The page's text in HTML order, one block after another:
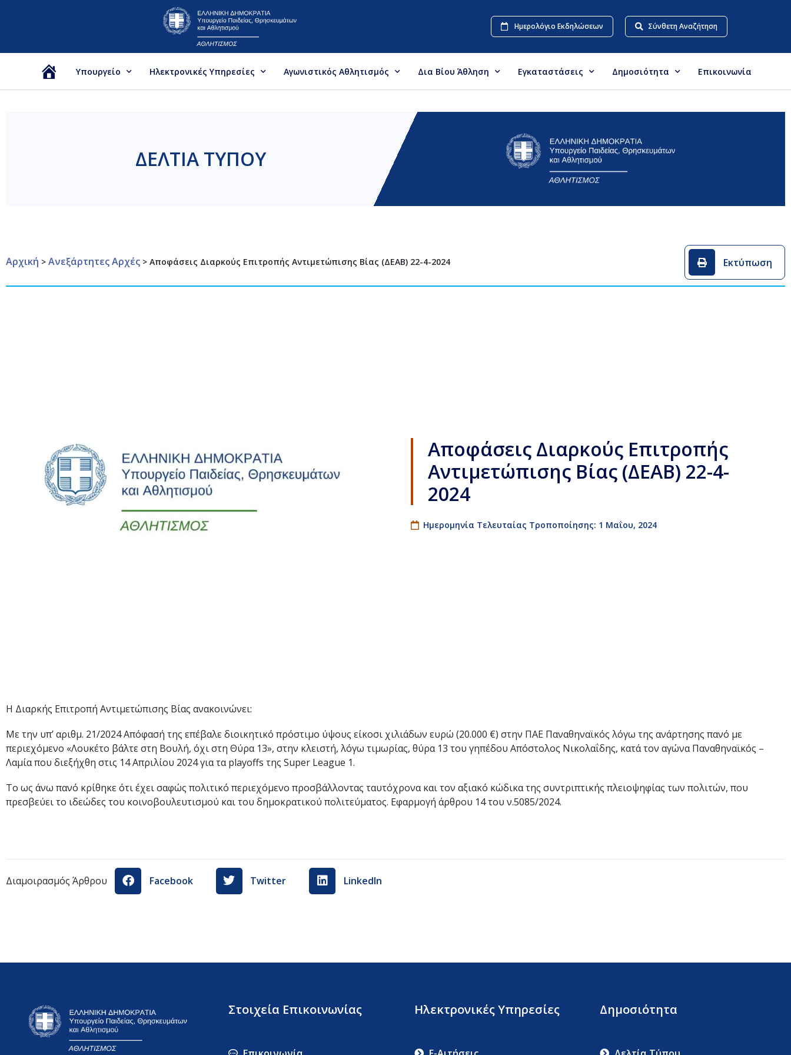
Ημερολόγιο Εκδηλώσεων Σύνθετη Αναζήτηση
Αρχική
Υπουργείο Ηλεκτρονικές Υπηρεσίες Αγωνιστικός Αθλητισμός Δια Βίου Άθληση Εγκαταστάσεις Δημοσιότητα Επικοινωνία
ΔΕΛΤΙΑ ΤΥΠΟΥ
Αρχική > Ανεξάρτητες Αρχές > Αποφάσεις Διαρκούς Επιτροπής Αντιμετώπισης Βίας (ΔΕΑΒ) 22-4-2024 Εκτύπωση
Αποφάσεις Διαρκούς Επιτροπής
Αντιμετώπισης Βίας (ΔΕΑΒ) 22-4-
2024
Ημερομηνία Τελευταίας Τροποποίησης: 1 Μαΐου, 2024
Η Διαρκής Επιτροπή Αντιμετώπισης Βίας ανακοινώνει:
Με την υπ’ αριθμ. 21/2024 Απόφασή της επέβαλε διοικητικό πρόστιμο ύψους είκοσι χιλιάδων ευρώ (20.000 €) στην ΠΑΕ Παναθηναϊκός λόγω της ανάρτησης πανό με
περιεχόμενο «Λουκέτο βάλτε στη Βουλή, όχι στη Θύρα 13», στην κλειστή, λόγω τιμωρίας, θύρα 13 του γηπέδου Απόστολος Νικολαΐδης, κατά τον αγώνα Παναθηναϊκός –
Λαμία που διεξήχθη στις 14 Απριλίου 2024 για τα playoffs της Super League 1.
Το ως άνω πανό κρίθηκε ότι έχει σαφώς πολιτικό περιεχόμενο προσβάλλοντας ταυτόχρονα και τον αξιακό κώδικα της συντριπτικής πλειοψηφίας των πολιτών, που
πρεσβεύει το ιδεώδες του κοινοβουλευτισμού και του δημοκρατικού πολιτεύματος. Εφαρμογή άρθρου 14 του ν.5085/2024.
Διαμοιρασμός Άρθρου Facebook Twitter LinkedIn
Στοιχεία Επικοινωνίας Ηλεκτρονικές Υπηρεσίες Δημοσιότητα